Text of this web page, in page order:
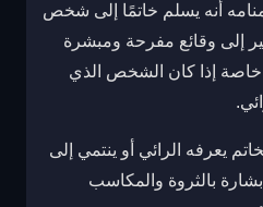
أنه يسلم خاتمًا إلى شخص
إلى وقائع مفرحة ومبشرة
خاصة إذا كان الشخص الذي
يعرفه الرائي أو ينتمي إلى
بشارة بالثروة والمكاسب